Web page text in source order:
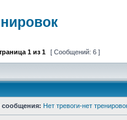
1из 1 [ Сообщений: 6 ]
сообщения: Нет тревоги-нет